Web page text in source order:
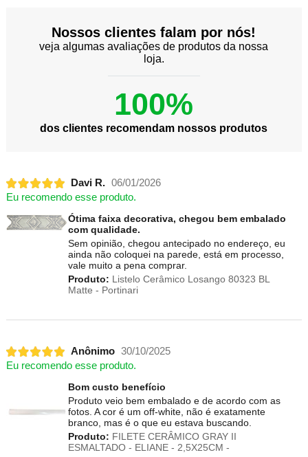
Nossos clientes falam por nós!
veja algumas avaliações de produtos da nossa
loja.
100%
dos clientes recomendam nossos produtos
Davi R. 06/01/2026
Eu recomendo esse produto.
Ótima faixa decorativa, chegou bem embalado
com qualidade.
Sem opinião, chegou antecipado no endereço, eu
ainda não coloquei na parede, está em processo,
vale muito a pena comprar.
Produto: Listelo Cerâmico Losango 80323 BL
Matte - Portinari
Anônimo 30/10/2025
Eu recomendo esse produto.
Bom custo benefício
Produto veio bem embalado e de acordo com as
fotos. A cor é um off-white, não é exatamente
branco, mas é o que eu estava buscando.
Produto: FILETE CERÂMICO GRAY II
ESMALTADO - ELIANE - 2,5X25CM -